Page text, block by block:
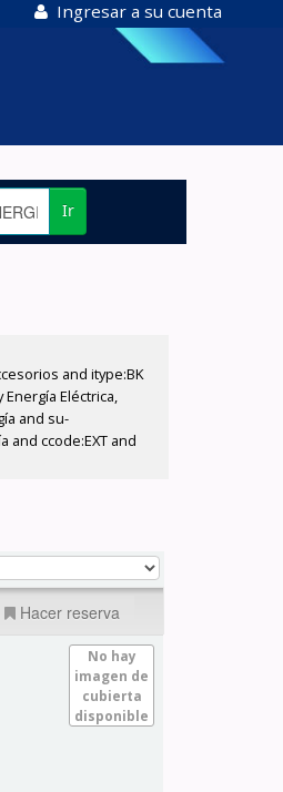
Ingresar a su cuenta
Ir
and itype:BK
Eléctrica,
and su-
and ccode:EXT and
Hacer reserva
No hay
imagen de
cubierta
disponible